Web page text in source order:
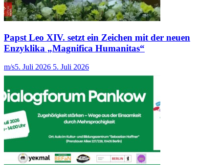
Papst Leo XIV. setzt ein Zeichen mit der neuen
Enzyklika „Magnifica Humanitas“
m/s5. Juli 2026 5. Juli 2026